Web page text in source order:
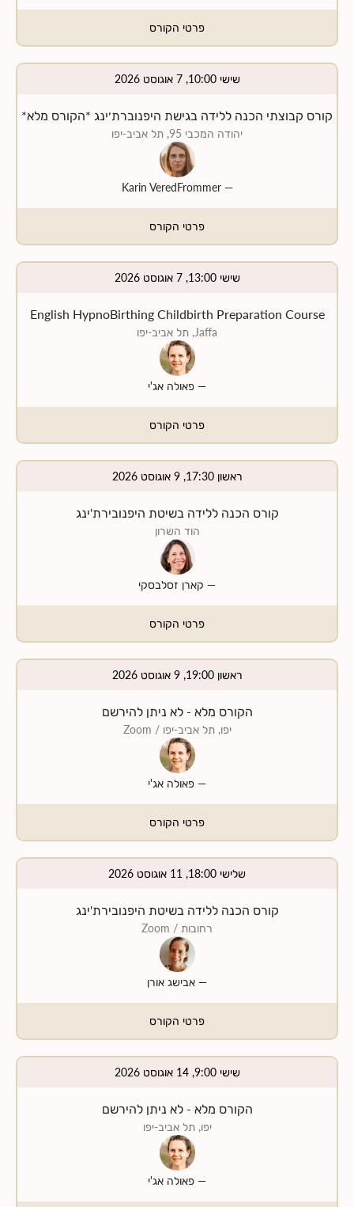
פרטי הקורס
שישי 10:00, 7 אוגוסט 2026
קורס קבוצתי הכנה ללידה בגישת היפנוברת׳ינג *הקורס מלא*
יהודה המכבי 95, תל אביב-יפו
—
Karin VeredFrommer
פרטי הקורס
שישי 13:00, 7 אוגוסט 2026
English HypnoBirthing Childbirth Preparation Course
Jaffa, תל אביב-יפו
— פאולה אג'י
פרטי הקורס
ראשון 17:30, 9 אוגוסט 2026
קורס הכנה ללידה בשיטת היפנובירת'ינג
הוד השרון
— קארן זסלבסקי
פרטי הקורס
ראשון 19:00, 9 אוגוסט 2026
הקורס מלא - לא ניתן להירשם
יפו, תל אביב-יפו / Zoom
— פאולה אג'י
פרטי הקורס
שלישי 18:00, 11 אוגוסט 2026
קורס הכנה ללידה בשיטת היפנובירת'ינג
רחובות / Zoom
— אבישג אורן
פרטי הקורס
שישי 9:00, 14 אוגוסט 2026
הקורס מלא - לא ניתן להירשם
יפו, תל אביב-יפו
— פאולה אג'י